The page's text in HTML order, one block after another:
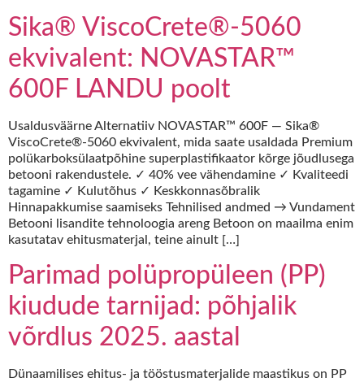
Sika® ViscoCrete®‑5060
ekvivalent: NOVASTAR™
600F LANDU poolt
Usaldusväärne Alternatiiv NOVASTAR™ 600F — Sika®
ViscoCrete®-5060 ekvivalent, mida saate usaldada Premium
polükarboksülaatpõhine superplastifikaator kõrge jõudlusega
betooni rakendustele. ✓ 40% vee vähendamine ✓ Kvaliteedi
tagamine ✓ Kulutõhus ✓ Keskkonnasõbralik
Hinnapakkumise saamiseks Tehnilised andmed → Vundament
Betooni lisandite tehnoloogia areng Betoon on maailma enim
kasutatav ehitusmaterjal, teine ainult […]
Parimad polüpropüleen (PP)
kiudude tarnijad: põhjalik
võrdlus 2025. aastal
Dünaamilises ehitus- ja tööstusmaterjalide maastikus on PP